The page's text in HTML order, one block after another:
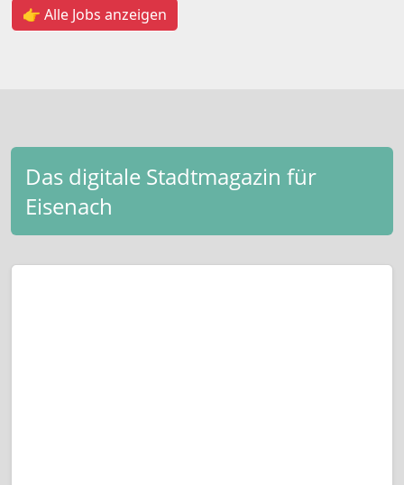
👉 Alle Jobs anzeigen
Das digitale Stadtmagazin für
Eisenach